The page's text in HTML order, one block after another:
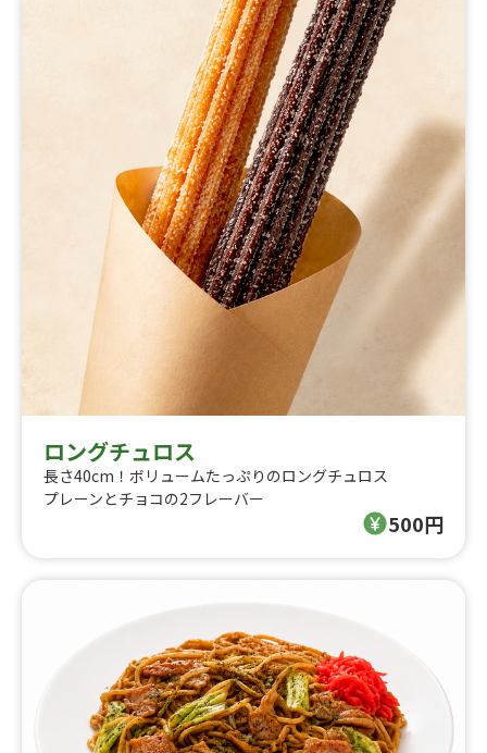
ロングチュロス
長さ40cm！ボリュームたっぷりのロングチュロス
プレーンとチョコの2フレーバー
500円